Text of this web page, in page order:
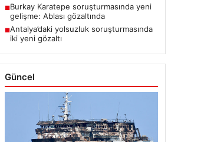
■Burkay Karatepe soruşturmasında yeni
gelişme: Ablası gözaltında
■Antalya’daki yolsuzluk soruşturmasında
iki yeni gözaltı
Güncel